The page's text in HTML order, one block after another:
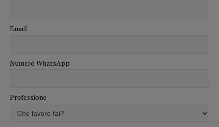
Email
Numero WhatsApp
Professione